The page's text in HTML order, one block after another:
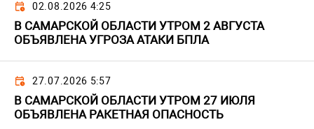
02.08.2026 4:25
В САМАРСКОЙ ОБЛАСТИ УТРОМ 2 АВГУСТА
ОБЪЯВЛЕНА УГРОЗА АТАКИ БПЛА
27.07.2026 5:57
В САМАРСКОЙ ОБЛАСТИ УТРОМ 27 ИЮЛЯ
ОБЪЯВЛЕНА РАКЕТНАЯ ОПАСНОСТЬ